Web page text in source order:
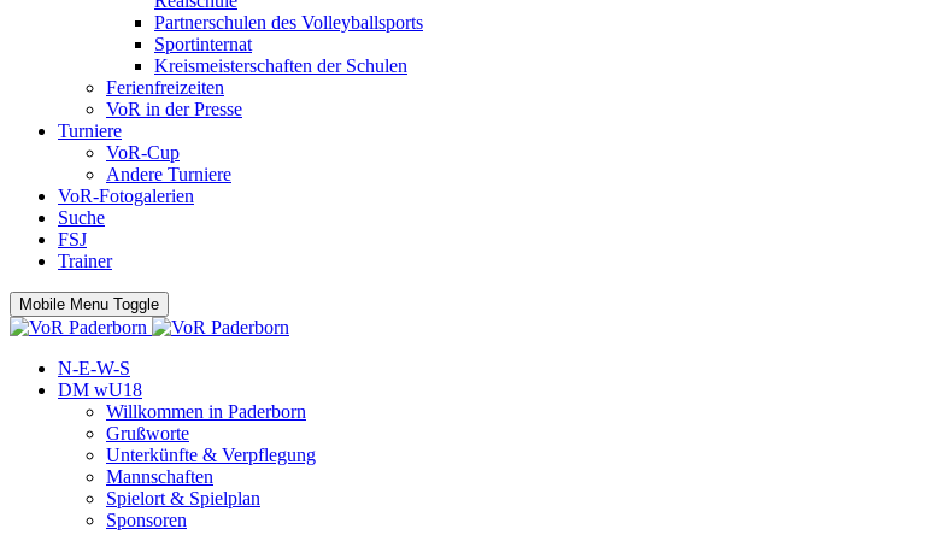
Partnerschulen des Volleyballsports
Sportinternat
Kreismeisterschaften der Schulen
Ferienfreizeiten
VoR in der Presse
Turniere
VoR-Cup
Andere Turniere
VoR-Fotogalerien
Suche
FSJ
Trainer
Mobile Menu Toggle
N-E-W-S
DM wU18
Willkommen in Paderborn
Grußworte
Unterkünfte & Verpflegung
Mannschaften
Spielort & Spielplan
Sponsoren